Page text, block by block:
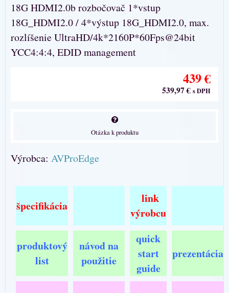
18G HDMI2.0b rozbočovač 1*vstup
18G_HDMI2.0 / 4*výstup 18G_HDMI2.0, max.
rozlíšenie UltraHD/4k*2160P*60Fps@24bit
YCC4:4:4, EDID management
439 €
539,97 € s DPH
Otázka k produktu
Výrobca: AVProEdge
špecifikácia
link
výrobcu
produktový
list
návod na
použitie
quick
start
guide
prezentácia